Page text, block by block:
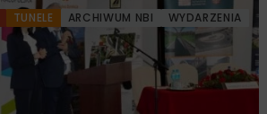
TUNELE ARCHIWUM NBI WYDARZENIA